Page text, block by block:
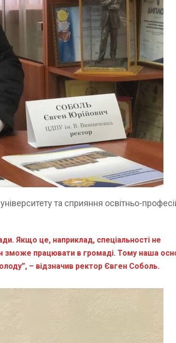
та сприяння освітньо-
Якщо це, наприклад, спеціальності не
зможе працювати в громаді. Тому наша
– відзначив ректор Євген Соболь.